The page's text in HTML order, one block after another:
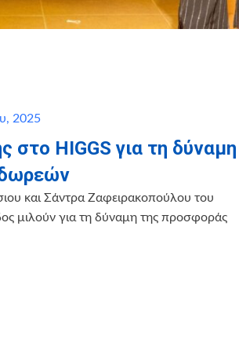
2025
στο HIGGS για τη δύναμη
και Σάντρα Ζαφειρακοπούλου του
μιλούν για τη δύναμη της προσφοράς